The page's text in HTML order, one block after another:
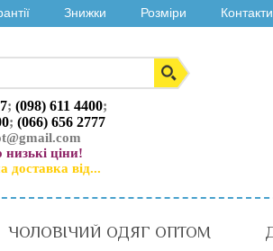
Знижки Розміри Контакти
; (098) 611 4400;
; (066) 656 2777
низькі ціни!
доставка від...
ЧОЛОВІЧИЙ ОДЯГ ОПТОМ